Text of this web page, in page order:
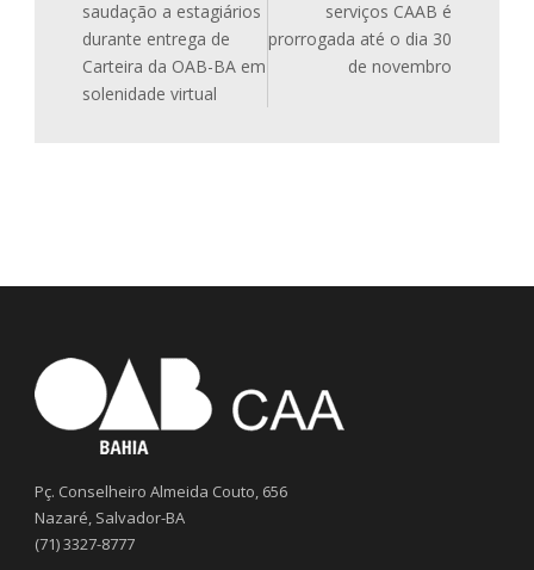
saudação a estagiários
durante entrega de
Carteira da OAB-BA em
solenidade virtual
serviços CAAB é
prorrogada até o dia 30
de novembro
Pç. Conselheiro Almeida Couto, 656
Nazaré, Salvador-BA
(71) 3327-8777